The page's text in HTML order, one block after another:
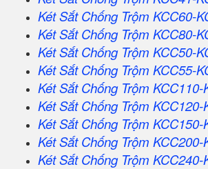
Két Sắt Chống Trộm KCC60-
Két Sắt Chống Trộm KCC80-
Két Sắt Chống Trộm KCC50-
Két Sắt Chống Trộm KCC55-
Két Sắt Chống Trộm KCC110-
Két Sắt Chống Trộm KCC120-
Két Sắt Chống Trộm KCC150-
Két Sắt Chống Trộm KCC200-
Két Sắt Chống Trộm KCC240-